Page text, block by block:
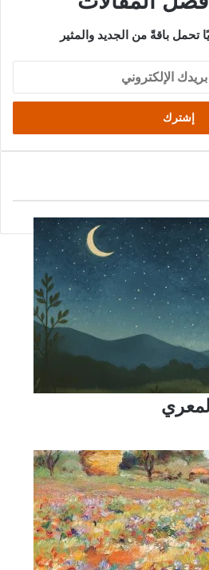
تحمل باقةً من الجديد والمثير